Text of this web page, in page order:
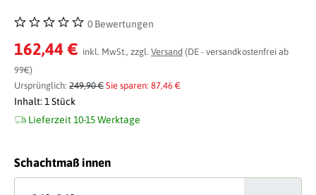
Durchschnittliche Bewertung von 0 von 5 Sternen
0 Bewertungen
162,44 € inkl. MwSt., zzgl. Versand (DE - versandkostenfrei ab
99€)
Ursprünglich: 249,90 € Sie sparen: 87,46 €
Inhalt: 1 Stück
Lieferzeit 10-15 Werktage
Schachtmaß innenauswählen